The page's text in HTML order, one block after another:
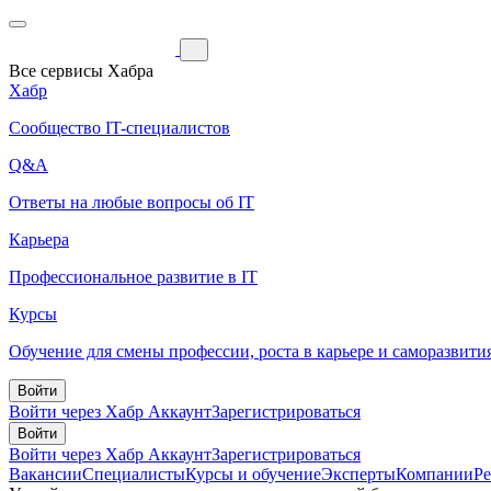
Все сервисы Хабра
Хабр
Сообщество IT-специалистов
Q&A
Ответы на любые вопросы об IT
Карьера
Профессиональное развитие в IT
Курсы
Обучение для смены профессии, роста в карьере и
Войти
Войти через Хабр АккаунтЗарегистрироваться
Войти
Войти через Хабр АккаунтЗарегистрироваться
ВакансииСпециалистыКурсы и обучениеЭкспертыКомпании